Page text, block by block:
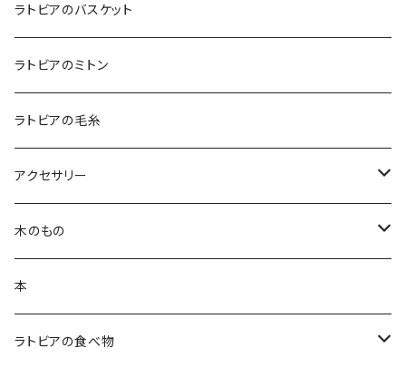
テーブルランナー
コースター
ブランケット
ランチョンマット
キッチンアイテム
エプロン
鍋つかみ
バッグ
ランチバッグ
トートバッグ
クッションカバー
ハンカチ
ラトビアのバスケット
ラトビアのミトン
ラトビアの毛糸
アクセサリー
白樺ピアス
白樺ブローチ
BALTU ROTAS
木のもの
白樺コースター
白樺ティーマット
本
ラトビアの食べ物